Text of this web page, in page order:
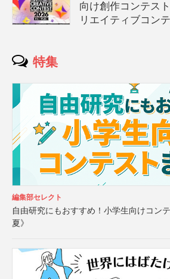
向け創作コンテス
リエイティブコン
特集
編集部セレクト
自由研究にもおすすめ！小学生向けコン
夏》